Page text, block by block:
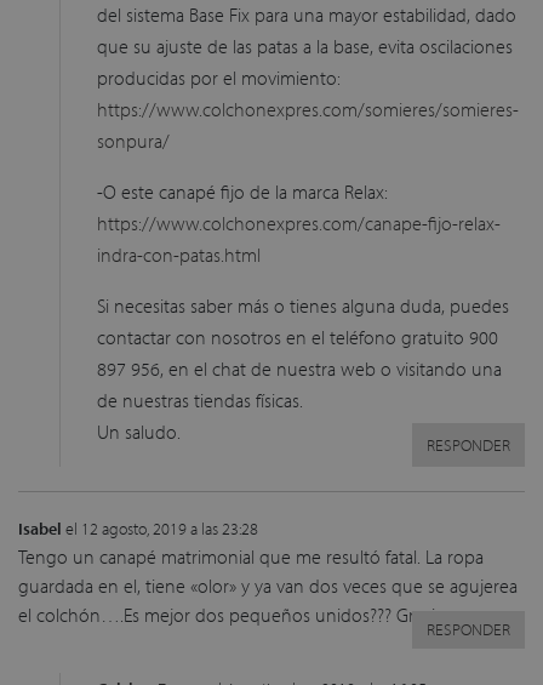
del sistema Base Fix para una mayor estabilidad, dado
que su ajuste de las patas a la base, evita oscilaciones
producidas por el movimiento:
https://www.colchonexpres.com/somieres/somieres-
sonpura/
-O este canapé fijo de la marca Relax:
https://www.colchonexpres.com/canape-fijo-relax-
indra-con-patas.html
Si necesitas saber más o tienes alguna duda, puedes
contactar con nosotros en el teléfono gratuito 900
897 956, en el chat de nuestra web o visitando una
de nuestras tiendas físicas.
Un saludo.
RESPONDER
Isabel el 12 agosto, 2019 a las 23:28
Tengo un canapé matrimonial que me resultó fatal. La ropa
guardada en el, tiene «olor» y ya van dos veces que se agujerea
el colchón….Es mejor dos pequeños unidos??? Gracias
RESPONDER